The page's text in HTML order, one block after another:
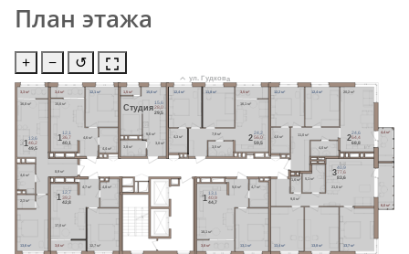
План этажа
+ − ↺
12,7 м²
4,8 м²
17,0 м²
4,7 м²
3,6 м²
1
12,7
39,2
42,8
13,6 м²
4,6 м²
3,3 м²
16,8 м²
8,9 м²
2,3 м²
1
13,6
46,2
49,5
12,1 м²
4,4 м²
4,6 м²
3,4 м²
15,6 м²
1
12,1
36,7
40,1
5,6 м²
3,8 м²
15,6 м²
1,5 м²
3,0 м²
Cтудия
15,6
28,0
29,5
12,4 м² 11,8 м²
4,3 м²
16,1 м²
3,5 м²
3,5 м²
7,9 м² 2
24,2
56,0
59,5
12,2 м² 12,4 м² 20,2 м²
11,0 м²
4,0 м²
4,4 м²
4,6 м²
2
24,6
64,4
68,8
13,4 м² 13,8 м² 13,7 м²
21,0 м²
6,0 м²
5,1 м²
9,0 м²
1,6 м²
3
40,9
77,6
83,6
4,7 м²
13,1 м²
18,1 м²
5,0 м²
3,8 м²
1
13,1
40,9
44,7
ул. Гудкова